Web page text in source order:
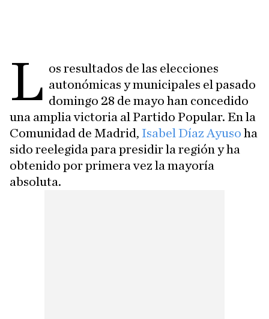
L os resultados de las elecciones
autonómicas y municipales el pasado
domingo 28 de mayo han concedido
una amplia victoria al Partido Popular. En la
Comunidad de Madrid, Isabel Díaz Ayuso ha
sido reelegida para presidir la región y ha
obtenido por primera vez la mayoría
absoluta.